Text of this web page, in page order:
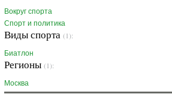
Вокруг спорта
Спорт и политика
Виды спорта (1):
Биатлон
Регионы (1):
Москва